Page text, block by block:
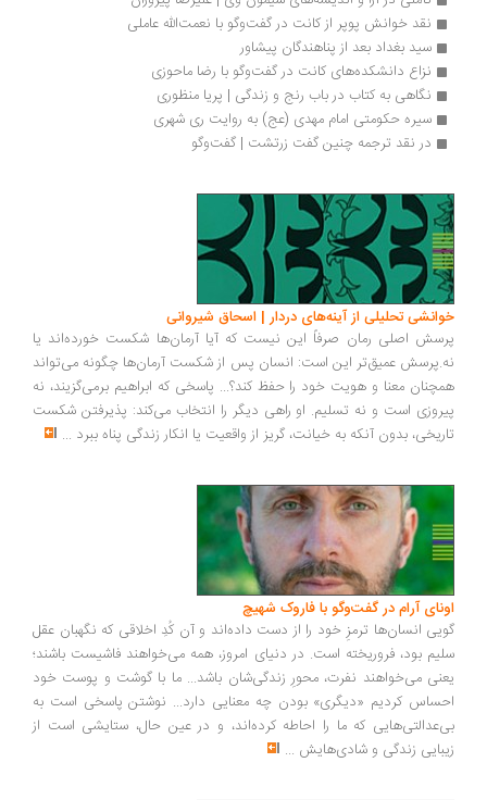
نقد خوانش پوپر از کانت در گفت‌وگو با نعمت‌الله عاملی
سید بغداد بعد از پناهندگان پیشاور
نزاع دانشکده‌های کانت در گفت‌وگو با رضا ماحوزی
نگاهی به کتاب در باب رنج و زندگی | پریا منظوری
سیره حکومتی امام مهدی (عج) به روایت ری شهری
در نقد ترجمه چنين گفت زرتشت | گفت‌وگو
تحلیلی از آینه‌های دردار | اسحاق شیروانی
اصلی رمان صرفاً این نیست که آیا آرمان‌ها شکست خورده‌اند یا
عمیق‌تر این است: انسان پس از شکست آرمان‌ها چگونه می‌تواند
معنا و هویت خود را حفظ کند؟... پاسخی که ابراهیم برمی‌گزیند، نه
است و نه تسلیم. او راهی دیگر را انتخاب می‌کند: پذیرفتن شکست
بدون آنکه به خیانت، گریز از واقعیت یا انکار زندگی پناه ببرد...
آرام در گفت‌وگو با فاروک شهیچ‭
انسان‌ها ترمزِ خود را از دست داده‌اند و آن کُدِ اخلاقی که نگهبان عقل
بود، فروریخته است. در دنیای امروز، همه می‌خواهند فاشیست باشند؛
می‌خواهند نفرت، محورِ زندگی‌شان باشد... ما با گوشت و پوست خود
کردیم «دیگری» بودن چه معنایی دارد... نوشتن پاسخی است به
که ما را احاطه کرده‌اند، و در عین حال، ستایشی است از
زندگی و شادی‌هایش...